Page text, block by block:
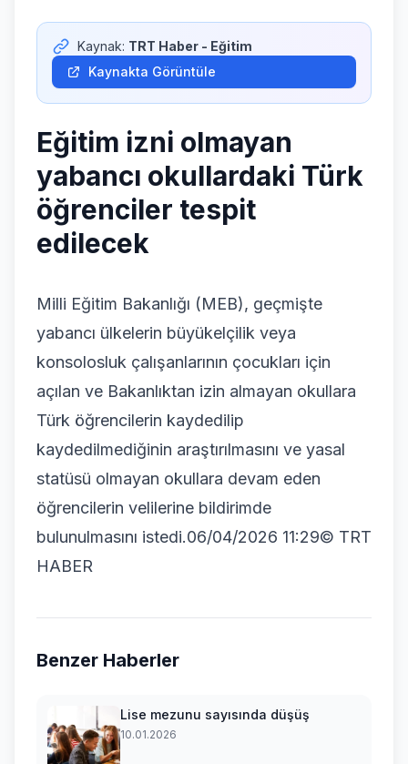
Giriş Yap
Kaynak: TRT Haber - Eğitim
Kaynakta Görüntüle
Eğitim izni olmayan
yabancı okullardaki Türk
öğrenciler tespit
edilecek
Milli Eğitim Bakanlığı (MEB), geçmişte
yabancı ülkelerin büyükelçilik veya
konsolosluk çalışanlarının çocukları için
açılan ve Bakanlıktan izin almayan okullara
Türk öğrencilerin kaydedilip
kaydedilmediğinin araştırılmasını ve yasal
statüsü olmayan okullara devam eden
öğrencilerin velilerine bildirimde
bulunulmasını istedi.06/04/2026 11:29© TRT
HABER
Benzer Haberler
Lise mezunu sayısında düşüş
10.01.2026